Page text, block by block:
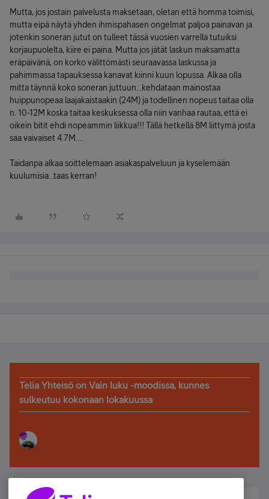
Mutta, jos jostain palvelusta maksetaan, oletan että homma toimisi,
mutta eipä näytä yhden ihmispahasen ongelmat paljoa painavan ja
jotenkin soneran jutut on tulleet tässä vuosien varrella tutuiksi
korjaupuolelta, kiire ei paina. Mutta jos jätät laskun maksamatta
eräpäivänä, on korko välittömästi seuraavassa laskussa ja
pahimmassa tapauksessa kanavat kiinni kuun lopussa. Alkaa olla
mitta täynnä koko soneran juttuun...kehdataan mainostaa
huippunopeaa laajakaistaakin (24M) ja todellinen nopeus taitaa olla
n. 10-12M koska taitaa keskuksessa olla niin vanhaa rautaa, että ei
oikein bitit ehdi nopeammin liikkua!!! Tällä hetkellä 8M liittymä josta
saa vaivaiset 4.7M....
Taidanpa alkaa soittelemaan asiakaspalveluun ja kyselemään
kuulumisia...taas kerran!
Telia Yhteisö on Vain luku -moodissa, kunnes
sulkeutuu kokonaan lokakuussa